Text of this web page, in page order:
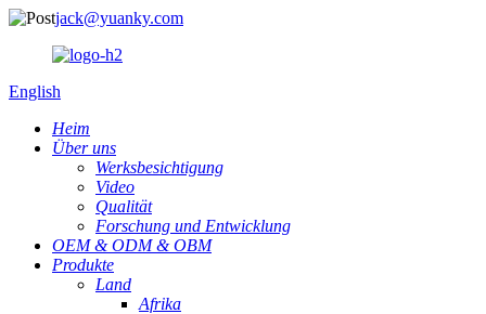
jack@yuanky.com
English
Heim
Über uns
Werksbesichtigung
Video
Qualität
Forschung und Entwicklung
OEM & ODM & OBM
Produkte
Land
Afrika